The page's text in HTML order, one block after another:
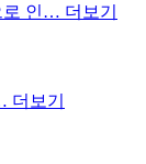
로 인… 더보기
더보기